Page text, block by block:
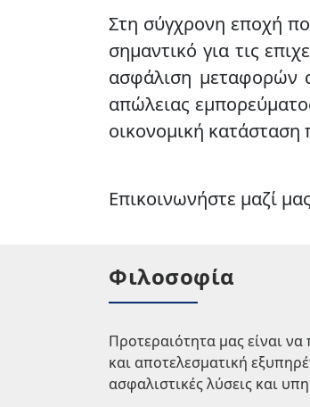
Στη σύγχρονη εποχή
σημαντικό για τις
ασφάλιση μεταφορών
απώλειας
οικονομική κατάσταση
Επικοινωνήστε μαζί
Φιλοσοφία
Προτεραιότητα μας είναι
και αποτελεσματική
ασφαλιστικές λύσεις και